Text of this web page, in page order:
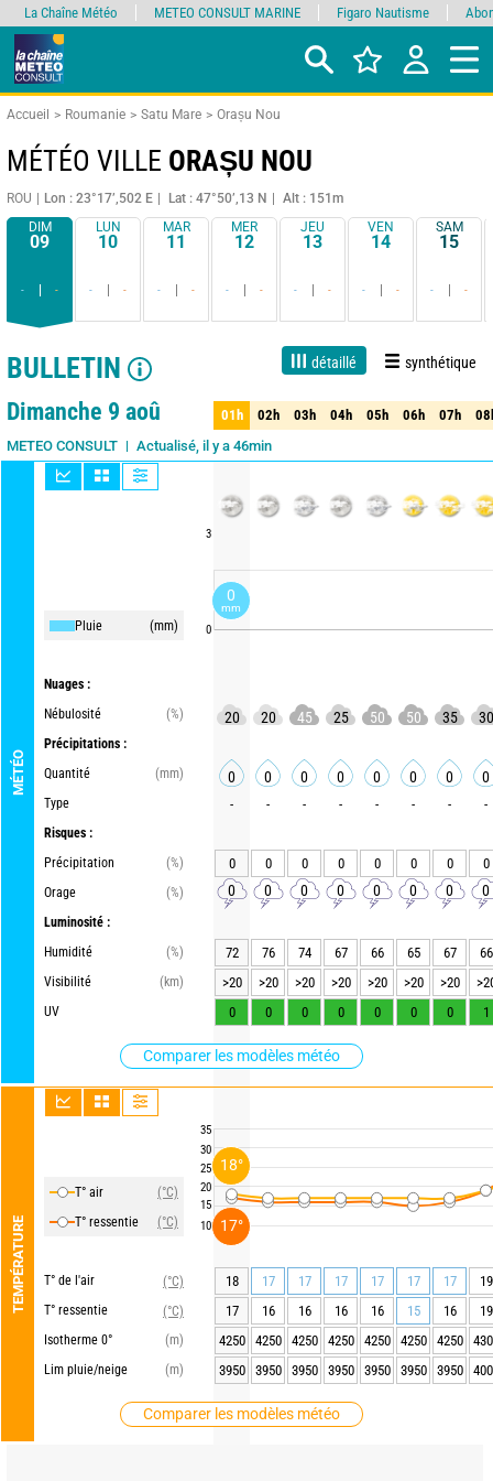
Accueil Roumanie Satu Mare Orașu Nou
MÉTÉO VILLE ORAȘU NOU
ROU Lon : 23°17’,502 E Lat : 47°50’,13 N
Alt : 151m
DIM
09
- -
LUN
10
- -
MAR
11
- -
MER
12
- -
JEU
13
- -
VEN
14
- -
SAM
15
- -
BULLETIN détaillé synthétique
1 jour 3 jours 7 jours 15 jours Fiabilité 85%
Dimanche 9 aoû
METEO CONSULT Actualisé, il y a 46min
MÉTÉO
Pluie (mm)
Nuages :
Nébulosité
(%)
Précipitations :
Quantité
(mm)
Type
Risques :
Précipitation
(%)
Orage
(%)
Luminosité :
Humidité
(%)
Visibilité
(km)
UV
Comparer les modèles météo
TEMPÉRATURE
T° air
(°C)
T° ressentie
(°C)
T° de l'air
(°C)
T° ressentie
(°C)
Isotherme 0°
(m)
Lim pluie/neige
(m)
Comparer les modèles météo
3
0
35
30
25
20
15
10
01h 02h 03h 04h 05h 06h 07h
01h 02h 03h 04h 05h 06h 07h
20 20 45 25 50 50 35 30
0 0 0 0 0 0 0 0
- - - - - - - -
0 0 0 0 0 0 0 0
0 0 0 0 0 0 0 0
72 76 74 67 66 65 67
66
>20
>20 >20 >20 >20 >20 >20
0
0 0 0 0 0 0 1
18 17 17 17 17 17 17
19
17
16 16 16 16 15 16
19
4250
4250 4250 4250 4250 4250 4250
3950
3950 3950 3950 3950 3950 3950
La Chaîne Météo METEO CONSULT MARINE Figaro Nautisme
0
mm
18°
17°